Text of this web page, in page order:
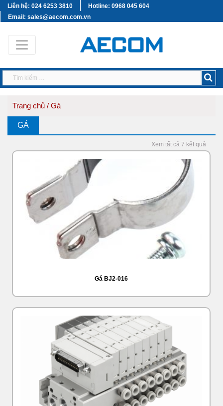
Liên hệ: 024 6253 3810
Hotline: 0968 045 604
Email: sales@aecom.com.vn
Trang chủ / Gá
GÁ
Xem tất cả 7 kết quả
Gá BJ2-016